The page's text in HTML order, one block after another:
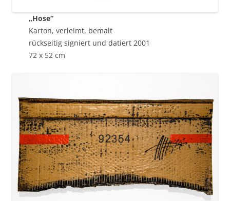
„Hose“
Karton, verleimt, bemalt
rückseitig signiert und datiert 2001
72 x 52 cm